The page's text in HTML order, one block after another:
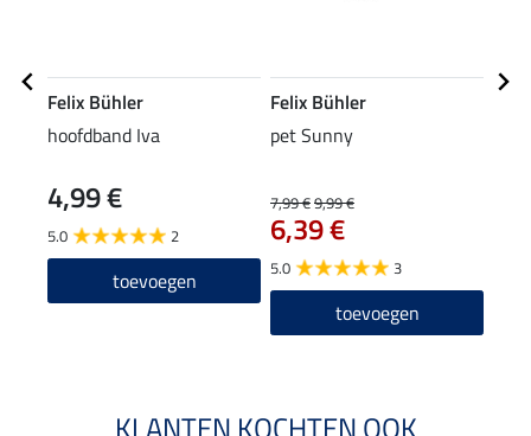
Felix Bühler
hoofdband Iva
4,99 €
5.0 2
toevoegen
Felix Bühler
pet Sunny
7,99 €9,99 €
6,39 €
5.0 3
toevoegen